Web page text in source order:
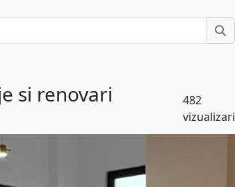
si renovari
482
vizualizari